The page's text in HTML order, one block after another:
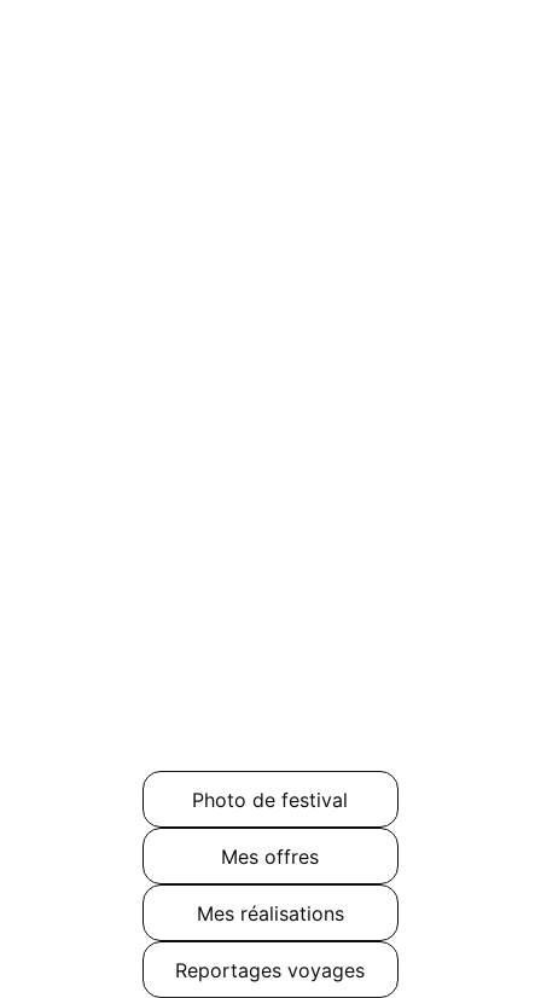
Mes offres
Photo de festival
Mes réalisations
Reportages voyages